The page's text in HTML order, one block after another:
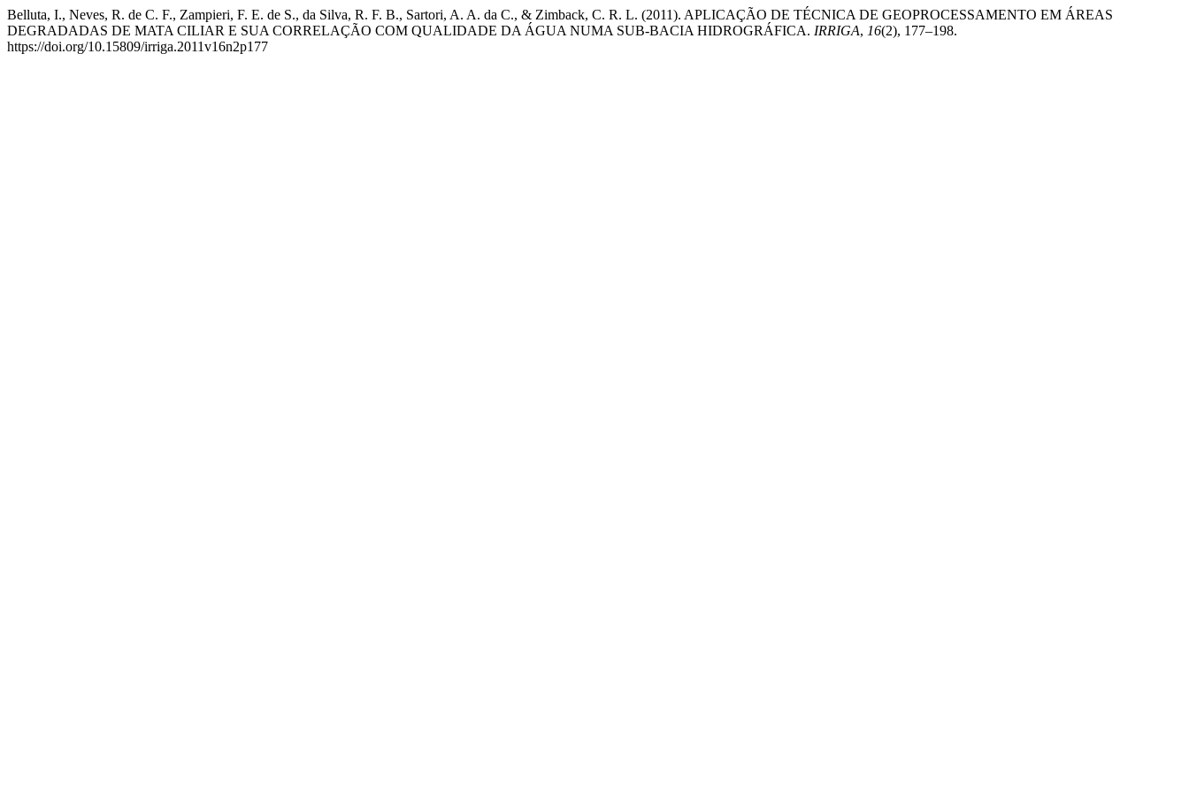
Belluta, I., Neves, R. de C. F., Zampieri, F. E. de S., da Silva, R. F. B., Sartori, A. A. da C., & Zimback, C. R. L. (2011). APLICAÇÃO DE TÉCNICA DE GEOPROCESSAMENTO EM ÁREAS
DEGRADADAS DE MATA CILIAR E SUA CORRELAÇÃO COM QUALIDADE DA ÁGUA NUMA SUB-BACIA HIDROGRÁFICA. IRRIGA, 16(2), 177–198.
https://doi.org/10.15809/irriga.2011v16n2p177